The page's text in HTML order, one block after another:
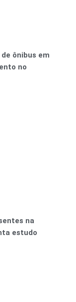
ônibus em
no
na
estudo